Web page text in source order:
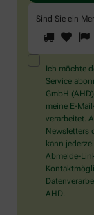
Sind Sie ein
Sie
ein
Mensch?
Dann
wählen
Sie
bitte
die
Flagge.
1 2
Ich möchte
Service
GmbH
meine E-
verarbeitet.
Newsletters
kann
Abmelde-
AHD.